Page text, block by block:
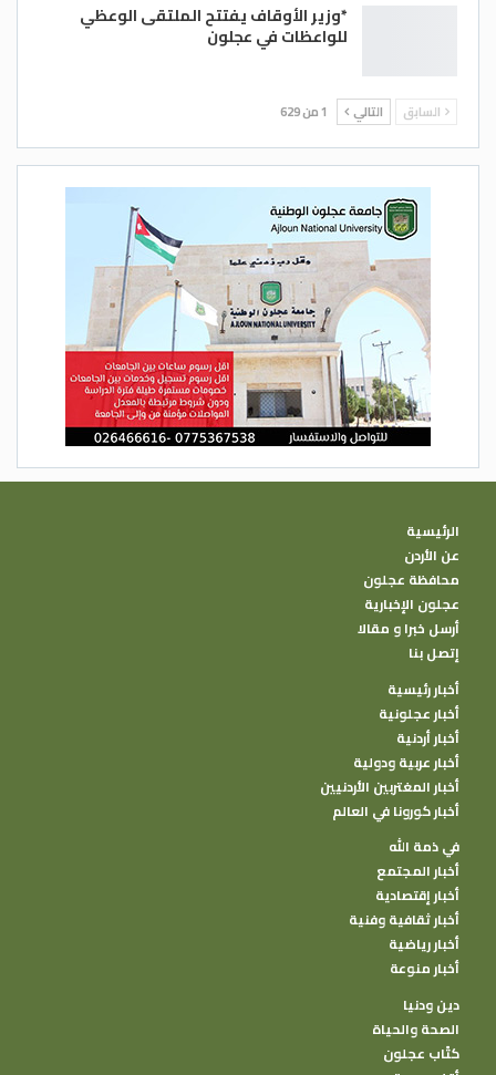
*وزير الأوقاف يفتتح الملتقى الوعظي
للواعظات في عجلون
السابق التالي 1 من 629
الرئيسية
عن الأردن
محافظة عجلون
عجلون الإخبارية
أرسل خبرا و مقالا
إتصل بنا
أخبار رئيسية
أخبار عجلونية
أخبار أردنية
أخبار عربية ودولية
أخبار المغتربين الأردنيين
أخبار كورونا في العالم
في ذمة الله
أخبار المجتمع
أخبار إقتصادية
أخبار ثقافية وفنية
أخبار رياضية
أخبار منوعة
دين ودنيا
الصحة والحياة
كتًاب عجلون